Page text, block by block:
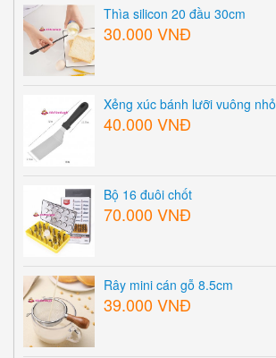
Thìa silicon 20 đầu 30cm
30.000 VNĐ
Xẻng xúc bánh lưỡi vuông nhỏ
40.000 VNĐ
Bộ 16 đuôi chốt
70.000 VNĐ
Rây mini cán gỗ 8.5cm
39.000 VNĐ